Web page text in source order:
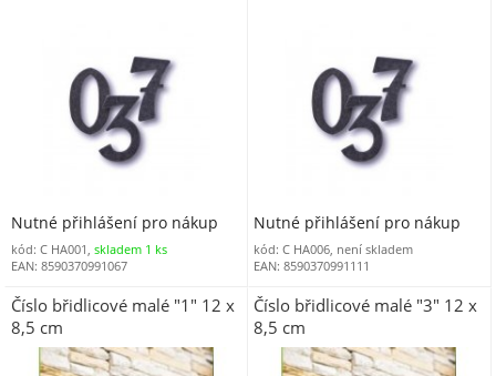
Nutné přihlášení pro nákup
kód: C HA001, skladem 1 ks
EAN: 8590370991067
Nutné přihlášení pro nákup
kód: C HA006, není skladem
EAN: 8590370991111
Číslo břidlicové malé "1" 12 x
8,5 cm
Číslo břidlicové malé "3" 12 x
8,5 cm